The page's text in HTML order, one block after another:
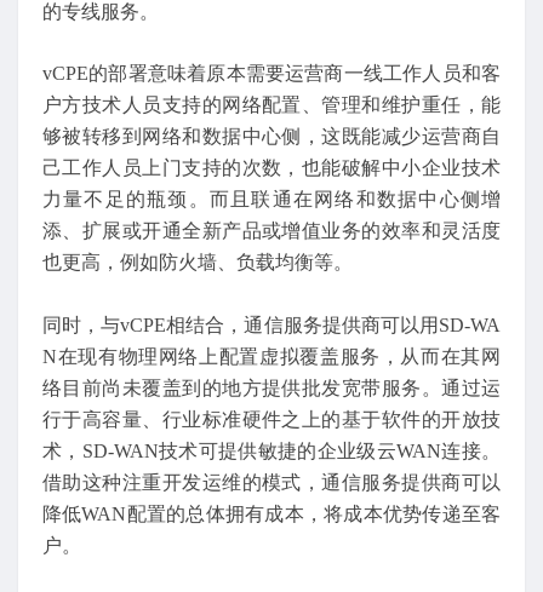
的专线服务。
vCPE的部署意味着原本需要运营商一线工作人员和客
户方技术人员支持的网络配置、管理和维护重任，能
够被转移到网络和数据中心侧，这既能减少运营商自
己工作人员上门支持的次数，也能破解中小企业技术
力量不足的瓶颈。而且联通在网络和数据中心侧增
添、扩展或开通全新产品或增值业务的效率和灵活度
也更高，例如防火墙、负载均衡等。
同时，与vCPE相结合，通信服务提供商可以用SD-WA
N在现有物理网络上配置虚拟覆盖服务，从而在其网
络目前尚未覆盖到的地方提供批发宽带服务。通过运
行于高容量、行业标准硬件之上的基于软件的开放技
术，SD-WAN技术可提供敏捷的企业级云WAN连接。
借助这种注重开发运维的模式，通信服务提供商可以
降低WAN配置的总体拥有成本，将成本优势传递至客
户。